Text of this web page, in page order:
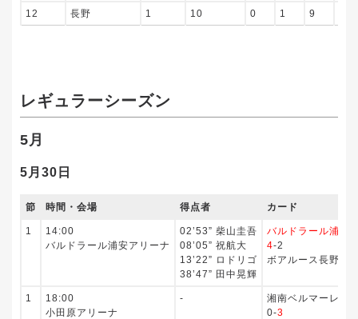
12 長野 1 10 0 1 9
レギュラーシーズン
5月
5月30日
節 時間・会場 得点者 カード
1
14:00
バルドラール浦安アリーナ
02’53” 柴山圭吾
08’05” 祝航大
13’22” ロドリゴ
38’47” 田中晃輝
バルドラール浦安
4-2
ボアルース長野
1
18:00
小田原アリーナ
‐
湘南ベルマーレ
0-3